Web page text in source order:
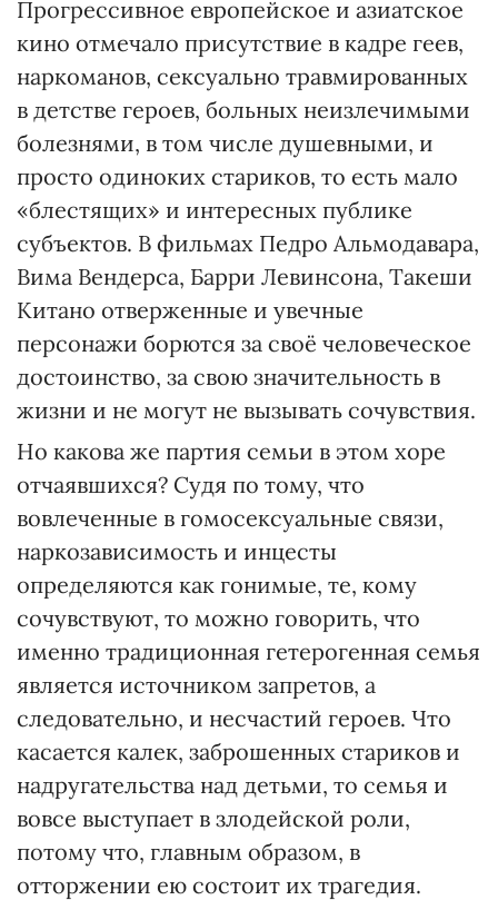
Прогрессивное европейское и азиатское
кино отмечало присутствие в кадре геев,
наркоманов, сексуально травмированных
в детстве героев, больных неизлечимыми
болезнями, в том числе душевными, и
просто одиноких стариков, то есть мало
«блестящих» и интересных публике
субъектов. В фильмах Педро Альмодавара,
Вима Вендерса, Барри Левинсона, Такеши
Китано отверженные и увечные
персонажи борются за своё человеческое
достоинство, за свою значительность в
жизни и не могут не вызывать сочувствия.
Но какова же партия семьи в этом хоре
отчаявшихся? Судя по тому, что
вовлеченные в гомосексуальные связи,
наркозависимость и инцесты
определяются как гонимые, те, кому
сочувствуют, то можно говорить, что
именно традиционная гетерогенная семья
является источником запретов, а
следовательно, и несчастий героев. Что
касается калек, заброшенных стариков и
надругательства над детьми, то семья и
вовсе выступает в злодейской роли,
потому что, главным образом, в
отторжении ею состоит их трагедия.